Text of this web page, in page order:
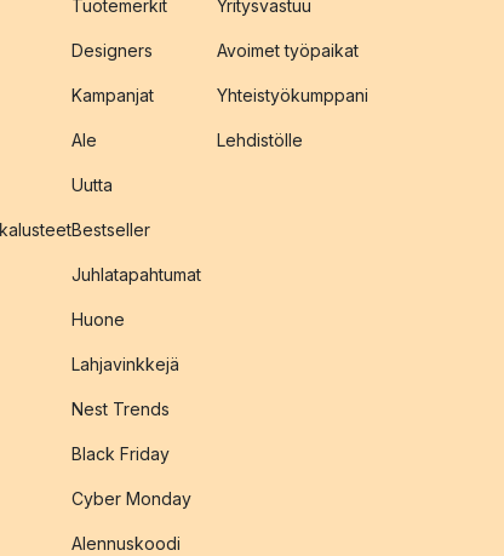
Tuotemerkit
Designers
Kampanjat
Ale
Uutta
Bestseller
Juhlatapahtumat
Huone
Lahjavinkkejä
Nest Trends
Black Friday
Cyber Monday
Alennuskoodi
Yritysvastuu
Avoimet työpaikat
Yhteistyökumppani
Lehdistölle